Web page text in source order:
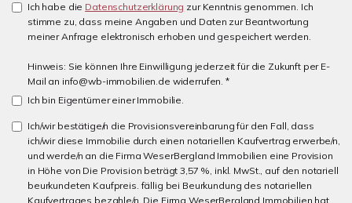
Ich habe die Datenschutzerklärung zur Kenntnis genommen. Ich
stimme zu, dass meine Angaben und Daten zur Beantwortung
meiner Anfrage elektronisch erhoben und gespeichert werden.
Hinweis: Sie können Ihre Einwilligung jederzeit für die Zukunft per E-
Mail an info@wb-immobilien.de widerrufen. *
Ich bin Eigentümer einer Immobilie.
Ich/wir bestätige/n die Provisionsvereinbarung für den Fall, dass
ich/wir diese Immobilie durch einen notariellen Kaufvertrag erwerbe/n,
und werde/n an die Firma WeserBergland Immobilien eine Provision
in Höhe von Die Provision beträgt 3,57 %, inkl. MwSt., auf den notariell
beurkundeten Kaufpreis. fällig bei Beurkundung des notariellen
Kaufvertrages bezahle/n. Die Firma WeserBergland Immobilien hat